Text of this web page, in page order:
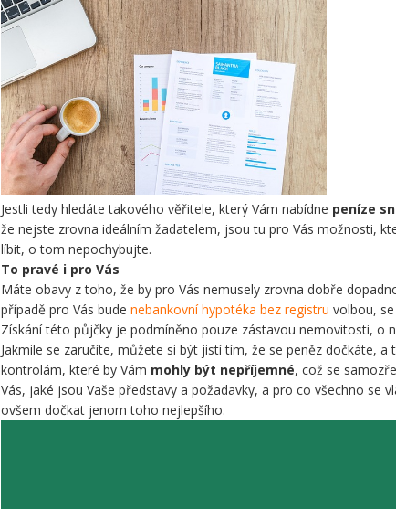
Jestli tedy hledáte takového věřitele, který Vám nabídne peníze
že nejste zrovna ideálním žadatelem, jsou tu pro Vás možnosti,
líbit, o tom nepochybujte.
To pravé i pro Vás
Máte obavy z toho, že by pro Vás nemusely zrovna dobře
případě pro Vás bude nebankovní hypotéka bez registru volbou,
Získání této půjčky je podmíněno pouze zástavou nemovitosti, o
Jakmile se zaručíte, můžete si být jistí tím, že se peněz dočkáte, a
kontrolám, které by Vám mohly být nepříjemné, což se
Vás, jaké jsou Vaše představy a požadavky, a pro co všechno se
ovšem dočkat jenom toho nejlepšího.